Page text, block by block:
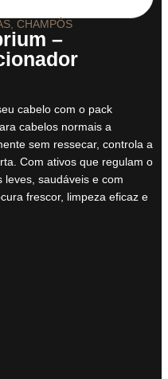
CHAMPÔS
–
cabelo com o pack
cabelos normais a
sem ressecar, controla a
Com ativos que regulam o
leves, saudáveis e com
frescor, limpeza eficaz e